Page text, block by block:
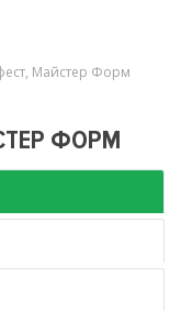
Майстер Форм
ФОРМ